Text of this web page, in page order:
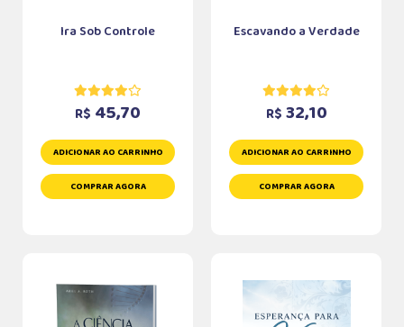
Ira Sob Controle
R$ 45,70
ADICIONAR AO CARRINHO
COMPRAR AGORA
Escavando a Verdade
R$ 32,10
ADICIONAR AO CARRINHO
COMPRAR AGORA